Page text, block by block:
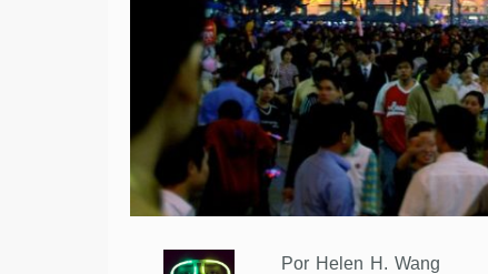
Por Helen H. Wang